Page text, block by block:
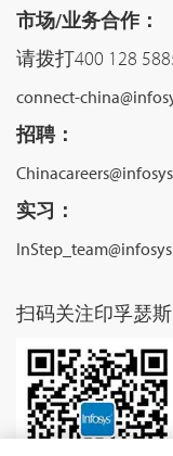
市场/业务合作：
请拨打400 128
connect-
招聘：
实习：
扫码关注印孚瑟